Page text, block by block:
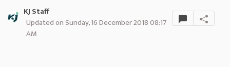
KJ Staff
Updated on Sunday, 16 December 2018 08:17
AM